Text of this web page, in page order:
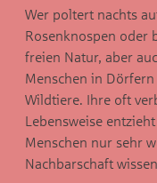
Wer poltert nachts
Rosenknospen oder
freien Natur, aber
Menschen in
Wildtiere. Ihre oft
Lebensweise
Menschen nur sehr
Nachbarschaft